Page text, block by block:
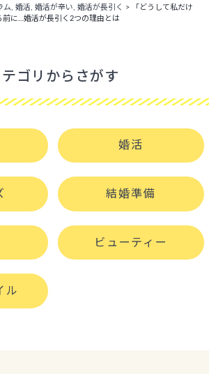
ム 婚活 婚活が辛い 婚活が長引く >
「どうして私だけ
に…婚活が長引く2つの理由とは
テゴリからさがす
婚活
結婚準備
ビューティー
ル